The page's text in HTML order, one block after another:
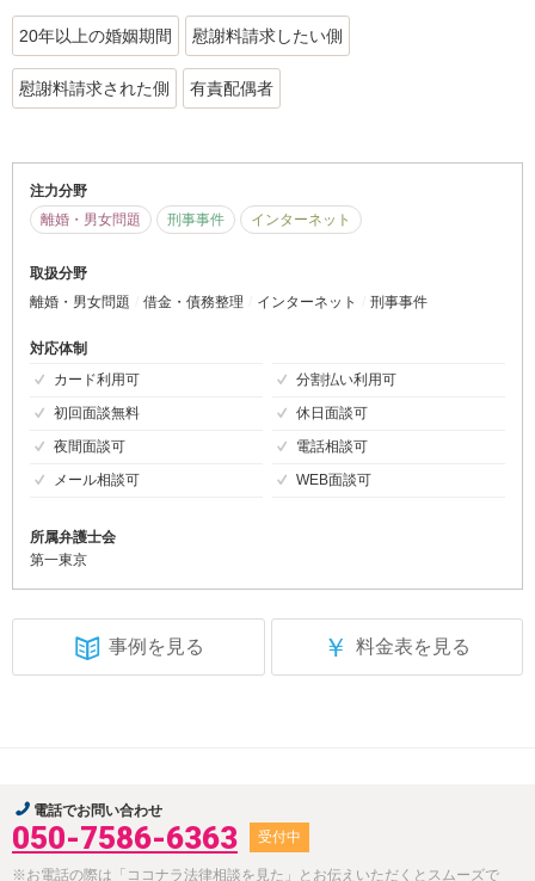
20年以上の婚姻期間 慰謝料請求したい側
慰謝料請求された側 有責配偶者
注力分野
離婚・男女問題
刑事事件 インターネット
取扱分野
離婚・男女問題
借金・債務整理 インターネット 刑事事件
対応体制
カード利用可
分割払い利用可
初回面談無料
休日面談可
夜間面談可
電話相談可
メール相談可
WEB面談可
所属弁護士会
第一東京
事例を見る ￥ 料金表を見る
電話でお問い合わせ
050-7586-6363 受付中
※お電話の際は「ココナラ法律相談を見た」とお伝えいただくとスムーズで